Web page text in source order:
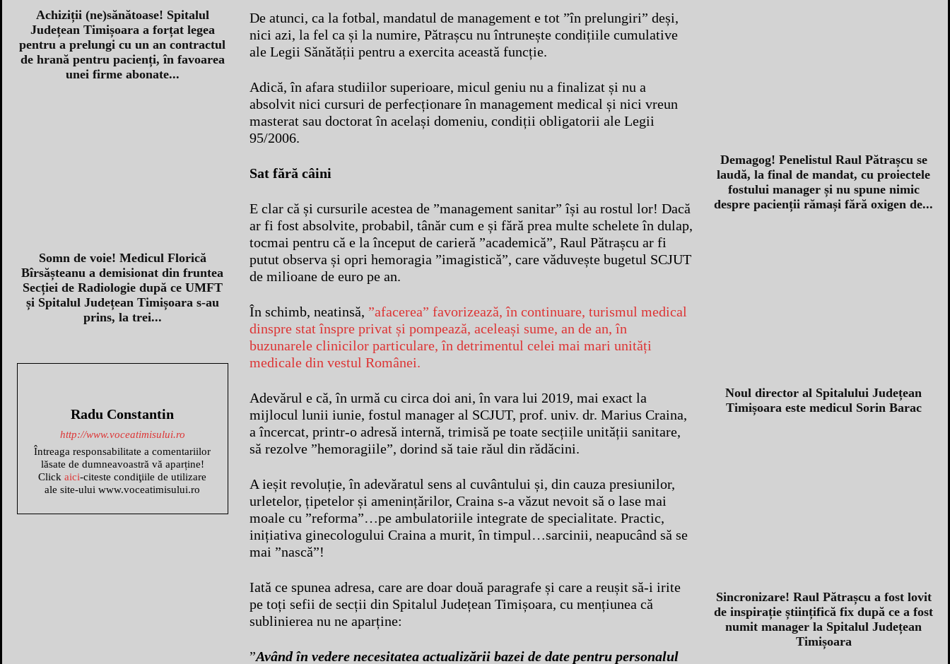
Achiziții (ne)sănătoase! Spitalul
Județean Timișoara a forțat legea
pentru a prelungi cu un an contractul
de hrană pentru pacienți, în favoarea
unei firme abonate...
Somn de voie! Medicul Florică
Bîrsășteanu a demisionat din fruntea
Secției de Radiologie după ce UMFT
și Spitalul Județean Timișoara s-au
prins, la trei...
Radu Constantin
http://www.voceatimisului.ro
Întreaga responsabilitate a comentariilor
lăsate de dumneavoastră vă aparține!
Clickaici-citeste condiţiile de utilizare
ale site-ului www.voceatimisului.ro
De atunci, ca la fotbal, mandatul de management e tot ”în prelungiri” deși,
nici azi, la fel ca și la numire, Pătrașcu nu întrunește condițiile cumulative
ale Legii Sănătății pentru a exercita această funcție.
Adică, în afara studiilor superioare, micul geniu nu a finalizat și nu a
absolvit nici cursuri de perfecționare în management medical și nici vreun
masterat sau doctorat în același domeniu, condiții obligatorii ale Legii
95/2006.
Sat fără câini
E clar că și cursurile acestea de ”management sanitar” își au rostul lor! Dacă
ar fi fost absolvite, probabil, tânăr cum e și fără prea multe schelete în dulap,
tocmai pentru că e la început de carieră ”academică”, Raul Pătrașcu ar fi
putut observa și opri hemoragia ”imagistică”, care văduvește bugetul SCJUT
de milioane de euro pe an.
În schimb, neatinsă, ”afacerea” favorizează, în continuare, turismul medical
dinspre stat înspre privat și pompează, aceleași sume, an de an, în
buzunarele clinicilor particulare, în detrimentul celei mai mari unități
medicale din vestul Românei.
Adevărul e că, în urmă cu circa doi ani, în vara lui 2019, mai exact la
mijlocul lunii iunie, fostul manager al SCJUT, prof. univ. dr. Marius Craina,
a încercat, printr-o adresă internă, trimisă pe toate secțiile unității sanitare,
să rezolve ”hemoragiile”, dorind să taie răul din rădăcini.
A ieșit revoluție, în adevăratul sens al cuvântului și, din cauza presiunilor,
urletelor, țipetelor și amenințărilor, Craina s-a văzut nevoit să o lase mai
moale cu ”reforma”…pe ambulatoriile integrate de specialitate. Practic,
inițiativa ginecologului Craina a murit, în timpul…sarcinii, neapucând să se
mai ”nască”!
Iată ce spunea adresa, care are doar două paragrafe și care a reușit să-i irite
pe toți sefii de secții din Spitalul Județean Timișoara, cu mențiunea că
sublinierea nu ne aparține:
”Având în vedere necesitatea actualizării bazei de date pentru personalul
Demagog! Penelistul Raul Pătrașcu se
laudă, la final de mandat, cu proiectele
fostului manager și nu spune nimic
despre pacienții rămași fără oxigen de...
Noul director al Spitalului Județean
Timișoara este medicul Sorin Barac
Sincronizare! Raul Pătrașcu a fost lovit
de inspirație științifică fix după ce a fost
numit manager la Spitalul Județean
Timișoara